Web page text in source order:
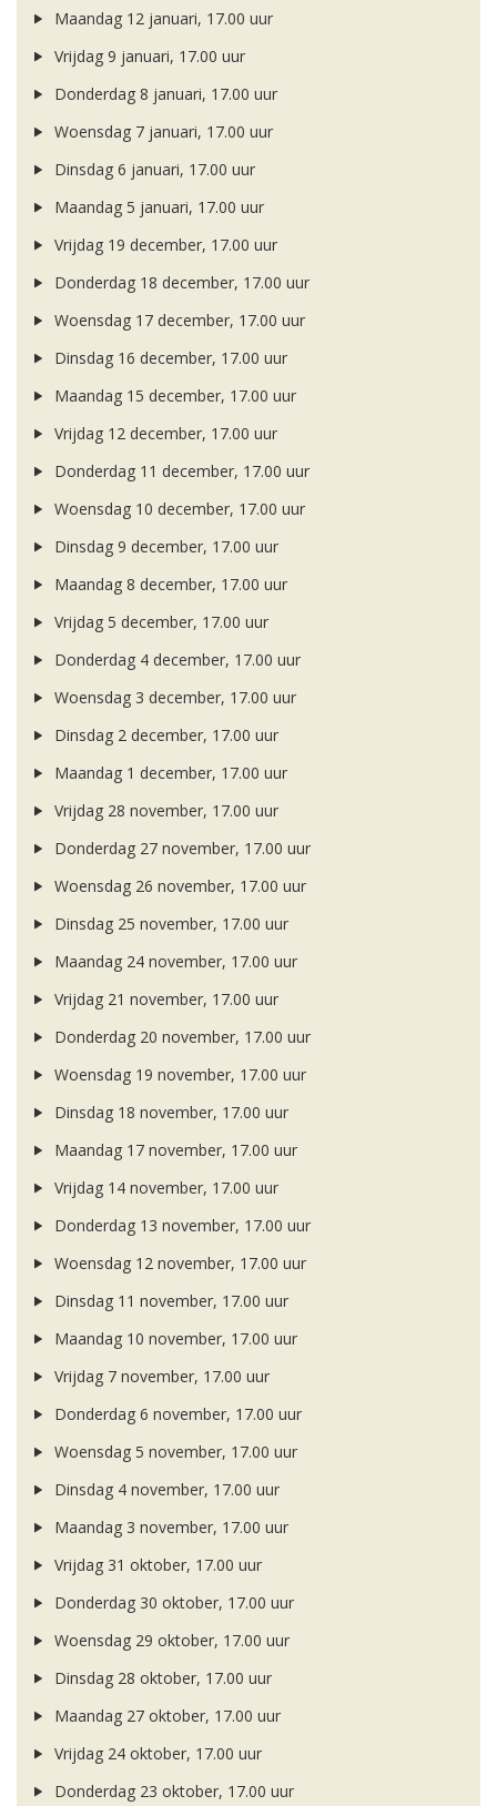
Maandag 12 januari, 17.00 uur
Vrijdag 9 januari, 17.00 uur
Donderdag 8 januari, 17.00 uur
Woensdag 7 januari, 17.00 uur
Dinsdag 6 januari, 17.00 uur
Maandag 5 januari, 17.00 uur
Vrijdag 19 december, 17.00 uur
Donderdag 18 december, 17.00 uur
Woensdag 17 december, 17.00 uur
Dinsdag 16 december, 17.00 uur
Maandag 15 december, 17.00 uur
Vrijdag 12 december, 17.00 uur
Donderdag 11 december, 17.00 uur
Woensdag 10 december, 17.00 uur
Dinsdag 9 december, 17.00 uur
Maandag 8 december, 17.00 uur
Vrijdag 5 december, 17.00 uur
Donderdag 4 december, 17.00 uur
Woensdag 3 december, 17.00 uur
Dinsdag 2 december, 17.00 uur
Maandag 1 december, 17.00 uur
Vrijdag 28 november, 17.00 uur
Donderdag 27 november, 17.00 uur
Woensdag 26 november, 17.00 uur
Dinsdag 25 november, 17.00 uur
Maandag 24 november, 17.00 uur
Vrijdag 21 november, 17.00 uur
Donderdag 20 november, 17.00 uur
Woensdag 19 november, 17.00 uur
Dinsdag 18 november, 17.00 uur
Maandag 17 november, 17.00 uur
Vrijdag 14 november, 17.00 uur
Donderdag 13 november, 17.00 uur
Woensdag 12 november, 17.00 uur
Dinsdag 11 november, 17.00 uur
Maandag 10 november, 17.00 uur
Vrijdag 7 november, 17.00 uur
Donderdag 6 november, 17.00 uur
Woensdag 5 november, 17.00 uur
Dinsdag 4 november, 17.00 uur
Maandag 3 november, 17.00 uur
Vrijdag 31 oktober, 17.00 uur
Donderdag 30 oktober, 17.00 uur
Woensdag 29 oktober, 17.00 uur
Dinsdag 28 oktober, 17.00 uur
Maandag 27 oktober, 17.00 uur
Vrijdag 24 oktober, 17.00 uur
Donderdag 23 oktober, 17.00 uur